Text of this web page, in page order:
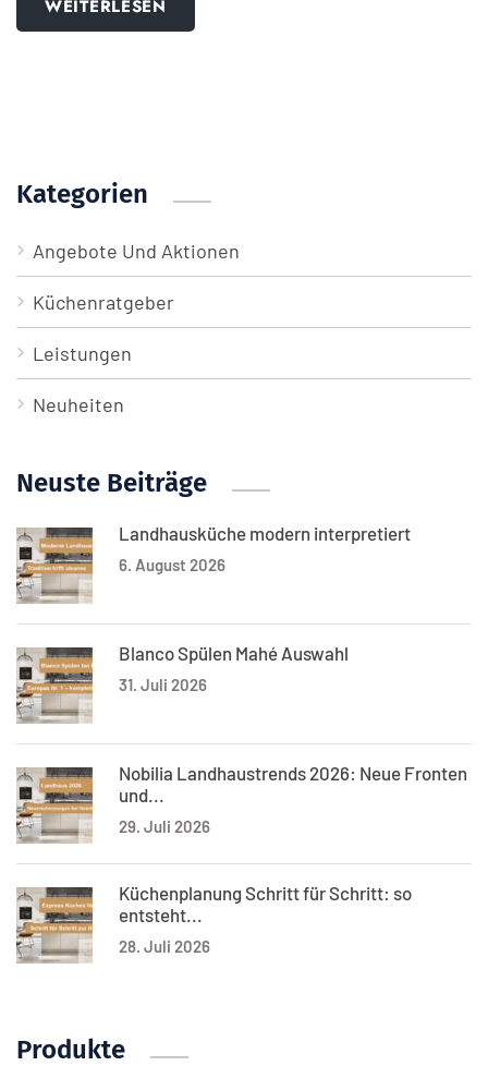
WEITERLESEN
Kategorien
Angebote Und Aktionen
Küchenratgeber
Leistungen
Neuheiten
Neuste Beiträge
Landhausküche modern interpretiert
6. August 2026
Blanco Spülen Mahé Auswahl
31. Juli 2026
Nobilia Landhaustrends 2026: Neue Fronten
und...
29. Juli 2026
Küchenplanung Schritt für Schritt: so
entsteht...
28. Juli 2026
Produkte